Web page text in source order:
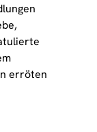
erröten